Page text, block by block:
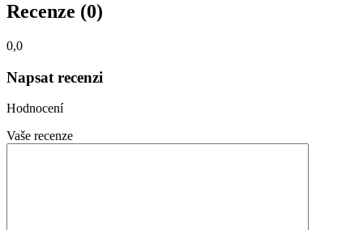
Recenze (0)
0,0
Napsat recenzi
Hodnocení
Vaše recenze